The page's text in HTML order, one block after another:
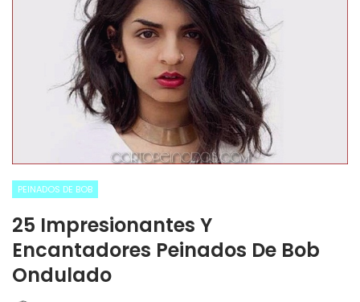
PEINADOS DE BOB
25 Impresionantes Y
Encantadores Peinados De Bob
Ondulado